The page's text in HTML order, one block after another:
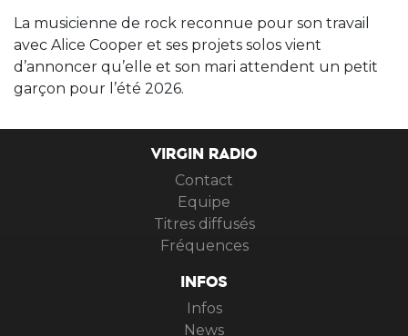
La musicienne de rock reconnue pour son travail
avec Alice Cooper et ses projets solos vient
d’annoncer qu’elle et son mari attendent un petit
garçon pour l’été 2026.
VIRGIN RADIO
Contact
Equipe
Titres diffusés
Fréquences
INFOS
Infos
News